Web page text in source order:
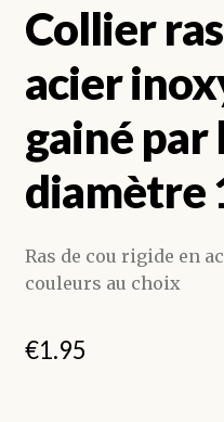
Collier
acier
gainé par
diamètre
Ras de cou rigide en
couleurs au choix
€1.95